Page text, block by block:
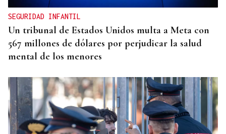
SEGURIDAD INFANTIL
Un tribunal de Estados Unidos multa a Meta con
567 millones de dólares por perjudicar la salud
mental de los menores